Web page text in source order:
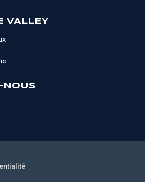
VALLEY
NOUS